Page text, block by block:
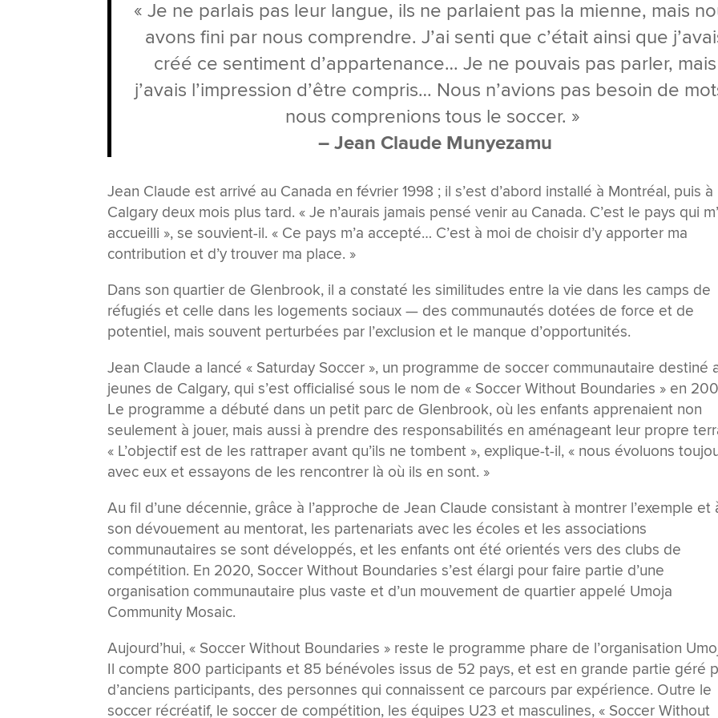
« Je ne parlais pas leur langue, ils ne parlaient pas la mienne, mais
avons fini par nous comprendre. J’ai senti que c’était ainsi que
créé ce sentiment d’appartenance… Je ne pouvais pas parler, mais
j’avais l’impression d’être compris… Nous n’avions pas besoin de
nous comprenions tous le soccer. »
– Jean Claude Munyezamu
Jean Claude est arrivé au Canada en février 1998 ; il s’est d’abord installé à Montréal, puis à
Calgary deux mois plus tard. « Je n’aurais jamais pensé venir au Canada. C’est le pays qui
accueilli », se souvient-il. « Ce pays m’a accepté… C’est à moi de choisir d’y apporter ma
contribution et d’y trouver ma place. »
Dans son quartier de Glenbrook, il a constaté les similitudes entre la vie dans les camps de
réfugiés et celle dans les logements sociaux — des communautés dotées de force et de
potentiel, mais souvent perturbées par l’exclusion et le manque d’opportunités.
Jean Claude a lancé « Saturday Soccer », un programme de soccer communautaire destiné
jeunes de Calgary, qui s’est officialisé sous le nom de « Soccer Without Boundaries » en
Le programme a débuté dans un petit parc de Glenbrook, où les enfants apprenaient non
seulement à jouer, mais aussi à prendre des responsabilités en aménageant leur propre
« L’objectif est de les rattraper avant qu’ils ne tombent », explique-t-il, « nous évoluons
avec eux et essayons de les rencontrer là où ils en sont. »
Au fil d’une décennie, grâce à l’approche de Jean Claude consistant à montrer l’exemple et
son dévouement au mentorat, les partenariats avec les écoles et les associations
communautaires se sont développés, et les enfants ont été orientés vers des clubs de
compétition. En 2020, Soccer Without Boundaries s’est élargi pour faire partie d’une
organisation communautaire plus vaste et d’un mouvement de quartier appelé Umoja
Community Mosaic.
Aujourd’hui, « Soccer Without Boundaries » reste le programme phare de l’organisation
Il compte 800 participants et 85 bénévoles issus de 52 pays, et est en grande partie géré
d’anciens participants, des personnes qui connaissent ce parcours par expérience. Outre le
soccer récréatif, le soccer de compétition, les équipes U23 et masculines, « Soccer Without